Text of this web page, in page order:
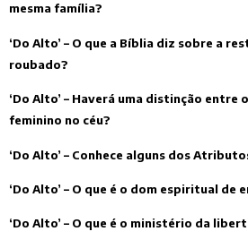
mesma família?
‘Do Alto’ – O que a Bíblia diz sobre a
roubado?
‘Do Alto’ – Haverá uma distinção entre
feminino no céu?
‘Do Alto’ – Conhece alguns dos
‘Do Alto’ – O que é o dom espiritual de
‘Do Alto’ – O que é o ministério da